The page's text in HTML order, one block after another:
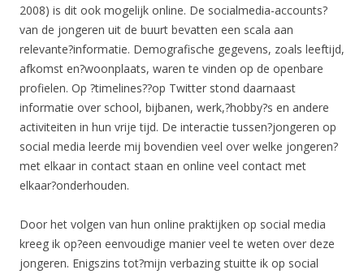
2008) is dit ook mogelijk online. De socialmedia-accounts?
van de jongeren uit de buurt bevatten een scala aan
relevante?informatie. Demografische gegevens, zoals leeftijd,
afkomst en?woonplaats, waren te vinden op de openbare
profielen. Op ?timelines??op Twitter stond daarnaast
informatie over school, bijbanen, werk,?hobby?s en andere
activiteiten in hun vrije tijd. De interactie tussen?jongeren op
social media leerde mij bovendien veel over welke jongeren?
met elkaar in contact staan en online veel contact met
elkaar?onderhouden.
Door het volgen van hun online praktijken op social media
kreeg ik op?een eenvoudige manier veel te weten over deze
jongeren. Enigszins tot?mijn verbazing stuitte ik op social